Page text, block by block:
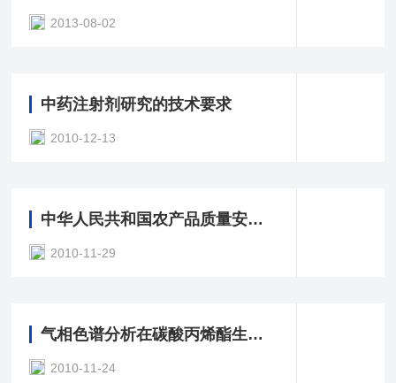
2013-08-02
中药注射剂研究的技术要求
2010-12-13
中华人民共和国农产品质量安全法
2010-11-29
气相色谱分析在碳酸丙烯酯生产中的应用
2010-11-24